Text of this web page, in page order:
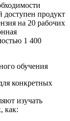
доступен продукт
на 20 рабочих
1 400
обучения
конкретных
изучать
как: